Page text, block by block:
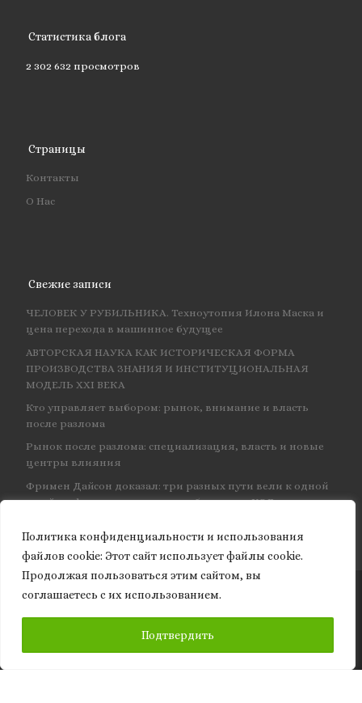
Политика конфиденциальности и использования
файлов сookie: Этот сайт использует файлы cookie.
Продолжая пользоваться этим сайтом, вы
соглашаетесь с их использованием.
Подтвердить
Статистика блога
2 302 632 просмотров
Страницы
Контакты
О Нас
Свежие записи
ЧЕЛОВЕК У РУБИЛЬНИКА. Техноутопия Илона Маска и
цена перехода в машинное будущее
АВТОРСКАЯ НАУКА КАК ИСТОРИЧЕСКАЯ ФОРМА
ПРОИЗВОДСТВА ЗНАНИЯ И ИНСТИТУЦИОНАЛЬНАЯ
МОДЕЛЬ XXI ВЕКА
Кто управляет выбором: рынок, внимание и власть
после разлома
Рынок после разлома: специализация, власть и новые
центры влияния
Фримен Дайсон доказал: три разных пути вели к одной
и той же физике — и навсегда объединил КЭД
© 2026Granite of science– Все права защищены